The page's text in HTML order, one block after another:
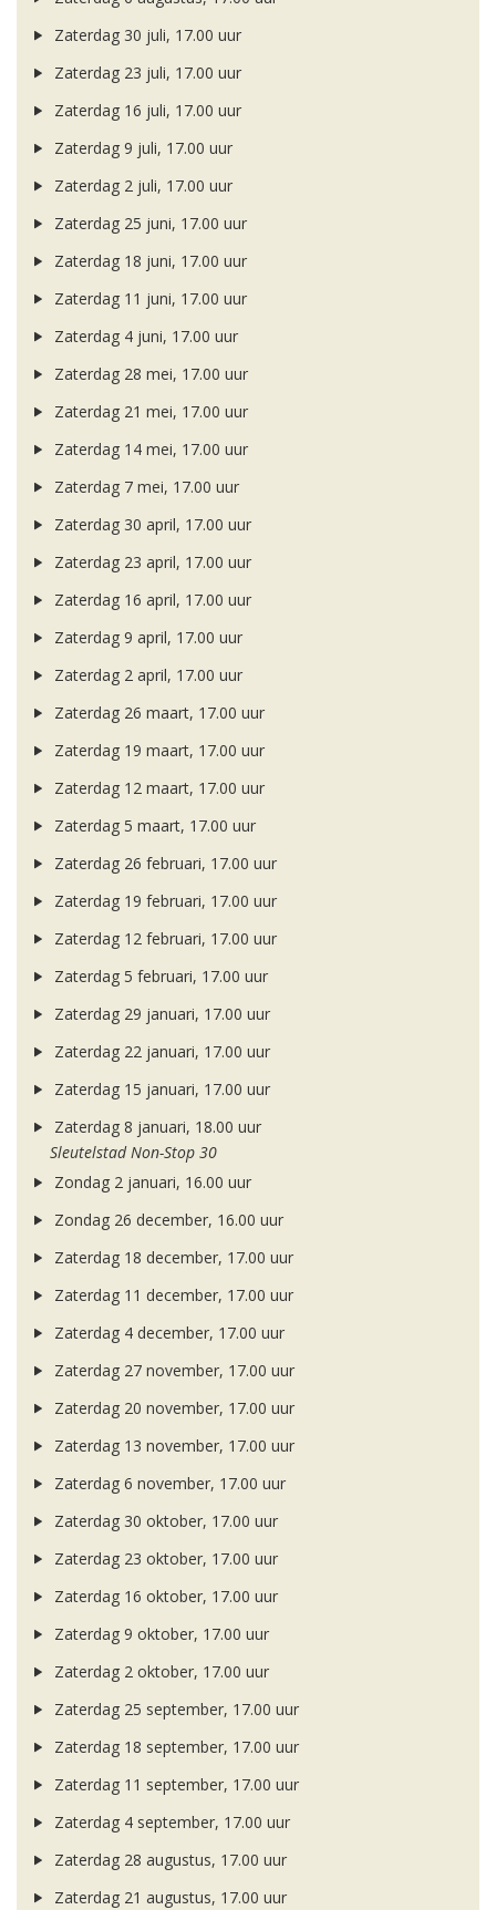
Zaterdag 30 juli, 17.00 uur
Zaterdag 23 juli, 17.00 uur
Zaterdag 16 juli, 17.00 uur
Zaterdag 9 juli, 17.00 uur
Zaterdag 2 juli, 17.00 uur
Zaterdag 25 juni, 17.00 uur
Zaterdag 18 juni, 17.00 uur
Zaterdag 11 juni, 17.00 uur
Zaterdag 4 juni, 17.00 uur
Zaterdag 28 mei, 17.00 uur
Zaterdag 21 mei, 17.00 uur
Zaterdag 14 mei, 17.00 uur
Zaterdag 7 mei, 17.00 uur
Zaterdag 30 april, 17.00 uur
Zaterdag 23 april, 17.00 uur
Zaterdag 16 april, 17.00 uur
Zaterdag 9 april, 17.00 uur
Zaterdag 2 april, 17.00 uur
Zaterdag 26 maart, 17.00 uur
Zaterdag 19 maart, 17.00 uur
Zaterdag 12 maart, 17.00 uur
Zaterdag 5 maart, 17.00 uur
Zaterdag 26 februari, 17.00 uur
Zaterdag 19 februari, 17.00 uur
Zaterdag 12 februari, 17.00 uur
Zaterdag 5 februari, 17.00 uur
Zaterdag 29 januari, 17.00 uur
Zaterdag 22 januari, 17.00 uur
Zaterdag 15 januari, 17.00 uur
Zaterdag 8 januari, 18.00 uur
Sleutelstad Non-Stop 30
Zondag 2 januari, 16.00 uur
Zondag 26 december, 16.00 uur
Zaterdag 18 december, 17.00 uur
Zaterdag 11 december, 17.00 uur
Zaterdag 4 december, 17.00 uur
Zaterdag 27 november, 17.00 uur
Zaterdag 20 november, 17.00 uur
Zaterdag 13 november, 17.00 uur
Zaterdag 6 november, 17.00 uur
Zaterdag 30 oktober, 17.00 uur
Zaterdag 23 oktober, 17.00 uur
Zaterdag 16 oktober, 17.00 uur
Zaterdag 9 oktober, 17.00 uur
Zaterdag 2 oktober, 17.00 uur
Zaterdag 25 september, 17.00 uur
Zaterdag 18 september, 17.00 uur
Zaterdag 11 september, 17.00 uur
Zaterdag 4 september, 17.00 uur
Zaterdag 28 augustus, 17.00 uur
Zaterdag 21 augustus, 17.00 uur